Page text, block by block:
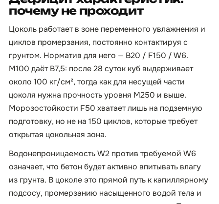
почему не проходит
Цоколь работает в зоне переменного увлажнения и
циклов промерзания, постоянно контактируя с
грунтом. Норматив для него — B20 / F150 / W6.
М100 даёт B7,5: после 28 суток куб выдерживает
около 100 кг/см², тогда как для несущей части
цоколя нужна прочность уровня М250 и выше.
Морозостойкости F50 хватает лишь на подземную
подготовку, но не на 150 циклов, которые требует
открытая цокольная зона.
Водонепроницаемость W2 против требуемой W6
означает, что бетон будет активно впитывать влагу
из грунта. В цоколе это прямой путь к капиллярному
подсосу, промерзанию насыщенного водой тела и